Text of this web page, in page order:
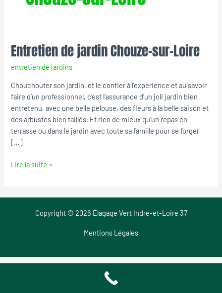
Entretien de jardin Chouze-sur-Loire
entretien de jardins
Chouchouter son jardin, et le confier à l’expérience et au savoir
faire d’un professionnel, c’est l’assurance d’un joli jardin bien
entretenu, avec une belle pelouse, des fleurs à la belle saison et
des arbustes bien taillés. Et rien de mieux qu’un repas en
terrasse ou dans le jardin avec toute sa famille pour se forger
[…]
Entretien
de
jardin
Chouze-
sur-
Loire
Lire la suite »
Copyright © 2026 Élagage Vert Indre-et-Loire 37
Mentions Légales